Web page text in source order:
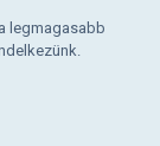
legmagasabb